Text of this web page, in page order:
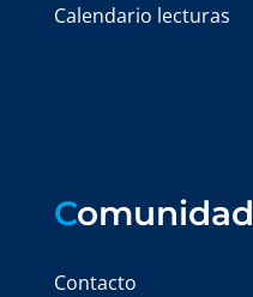
Calendario lecturas
Comunidad
Contacto